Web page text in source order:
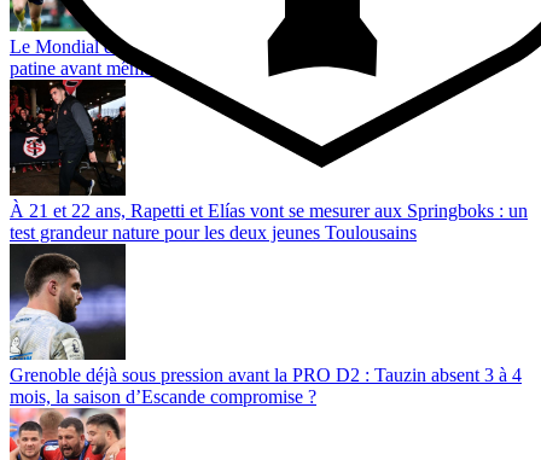
Le Mondial des clubs de rugby encore repoussé : pourquoi le projet
patine avant même son lancement ?
À 21 et 22 ans, Rapetti et Elías vont se mesurer aux Springboks : un
test grandeur nature pour les deux jeunes Toulousains
Grenoble déjà sous pression avant la PRO D2 : Tauzin absent 3 à 4
mois, la saison d’Escande compromise ?